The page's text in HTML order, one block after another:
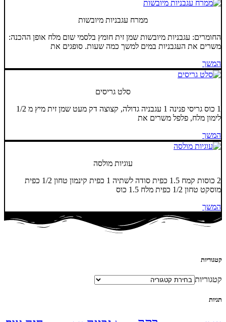
ממרח עגבניות מיובשות
החומרים: עגבניות מיובשות שמן זית חומץ בלסמי שום מלח אופן ההכנה:
משרים את העגבניות במים למשך כמה שעות. סופגים את
המשך
סלט גריסים
1 כוס גריסי פנינה 1 עגבניה גדולה, קצוצה דק מעט שמן זית מיץ מ 1/2
לימון מלח, פלפל משרים את
המשך
עוגיות מולסה
2 כוסות קמח 1.5 כפית סודה לשתיה 1 כפית קינמון טחון 1/2 כפית
מוסקט טחון 1/2 כפית מלח 1.5 כוס
המשך
קטגוריות
קטגוריות
תגיות